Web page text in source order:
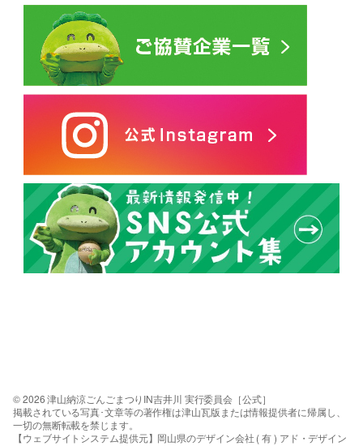
© 2026 津山納涼ごんごまつりIN吉井川 実行委員会［公式］
掲載されている写真･文章等の著作権は津山瓦版または情報提供者に帰属し、
一切の無断転載を禁じます。
【ウェブサイトシステム提供元】岡山県のデザイン会社 ( 有 ) アド・デザイン